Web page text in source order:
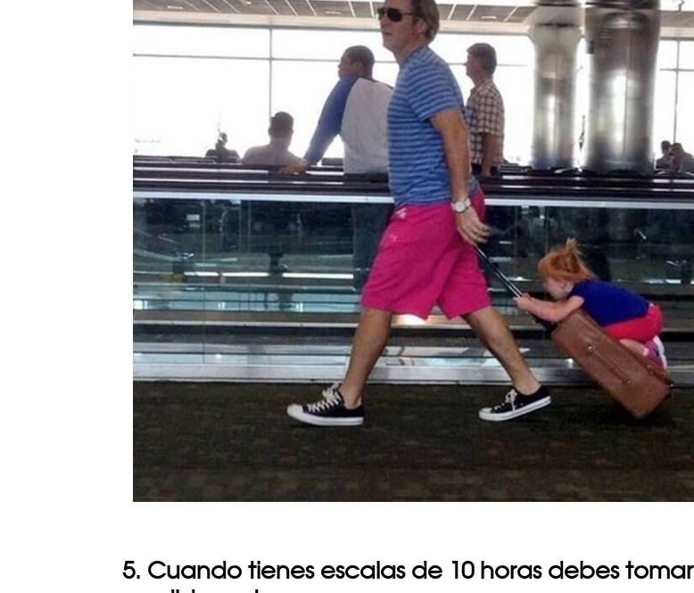
5. Cuando tienes escalas de 10 horas debes tomar